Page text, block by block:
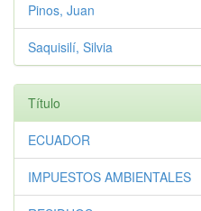
Pinos, Juan
Saquisilí, Silvia
Título
ECUADOR
IMPUESTOS AMBIENTALES